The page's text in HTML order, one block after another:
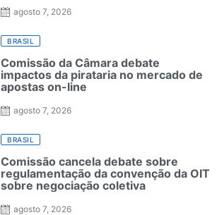
agosto 7, 2026
BRASIL
Comissão da Câmara debate
impactos da pirataria no mercado de
apostas on-line
agosto 7, 2026
BRASIL
Comissão cancela debate sobre
regulamentação da convenção da OIT
sobre negociação coletiva
agosto 7, 2026